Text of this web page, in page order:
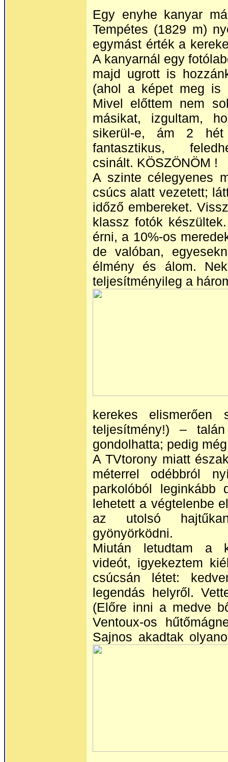
Egy enyhe kanyar
Tempétes (1829 m)
egymást érték a
A kanyarnál egy
majd ugrott is
(ahol a képet meg is
Mivel előttem nem
másikat, izgultam,
sikerül-e, ám 2 hét
fantasztikus,
csinált. KÖSZÖNÖM !
A szinte célegyenes
csúcs alatt vezetett;
időző embereket.
klassz fotók
érni, a 10%-os
de valóban,
élmény és álom.
teljesítményileg a
kerekes elismerően
teljesítmény!) –
gondolhatta; pedig
A TVtorony miatt
méterrel odébbról
parkolóból
lehetett a végtelenbe
az utolsó
gyönyörködni.
Miután letudtam a
videót, igyekeztem
csúcsán létet:
legendás helyről.
(Előre inni a medve
Ventoux-os
Sajnos akadtak